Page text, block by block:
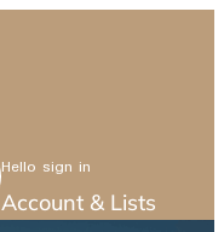
Hello sign in
Account & Lists